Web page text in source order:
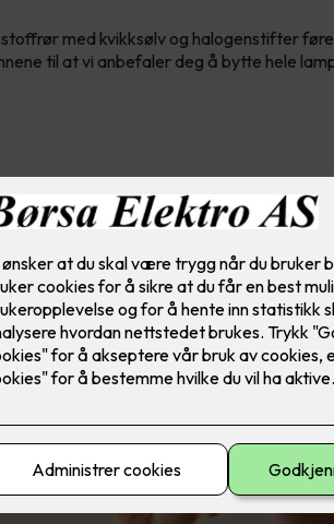
med kvikksølv og halogenstifter
til at vi anbefaler deg å bytte hele